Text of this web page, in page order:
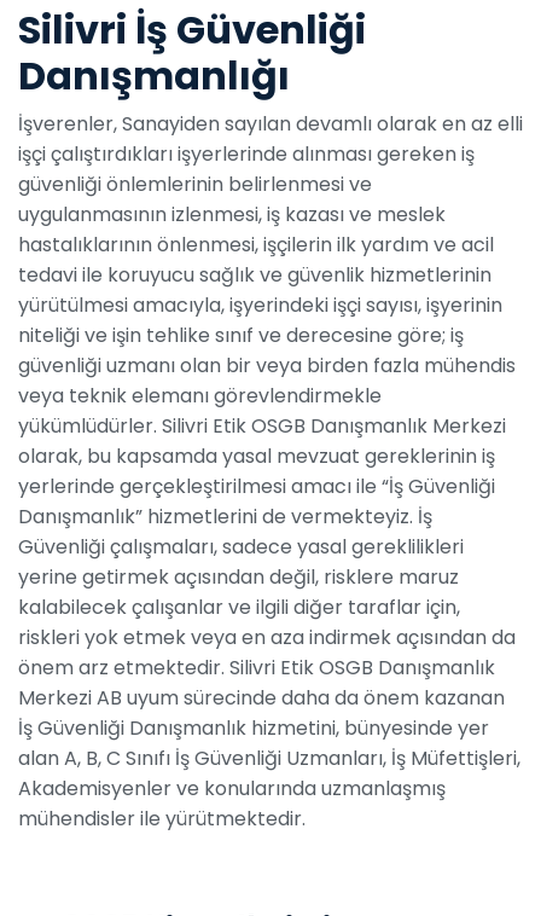
Silivri İş Güvenliği
Danışmanlığı
İşverenler, Sanayiden sayılan devamlı olarak en az elli
işçi çalıştırdıkları işyerlerinde alınması gereken iş
güvenliği önlemlerinin belirlenmesi ve
uygulanmasının izlenmesi, iş kazası ve meslek
hastalıklarının önlenmesi, işçilerin ilk yardım ve acil
tedavi ile koruyucu sağlık ve güvenlik hizmetlerinin
yürütülmesi amacıyla, işyerindeki işçi sayısı, işyerinin
niteliği ve işin tehlike sınıf ve derecesine göre; iş
güvenliği uzmanı olan bir veya birden fazla mühendis
veya teknik elemanı görevlendirmekle
yükümlüdürler. Silivri Etik OSGB Danışmanlık Merkezi
olarak, bu kapsamda yasal mevzuat gereklerinin iş
yerlerinde gerçekleştirilmesi amacı ile “İş Güvenliği
Danışmanlık” hizmetlerini de vermekteyiz. İş
Güvenliği çalışmaları, sadece yasal gereklilikleri
yerine getirmek açısından değil, risklere maruz
kalabilecek çalışanlar ve ilgili diğer taraflar için,
riskleri yok etmek veya en aza indirmek açısından da
önem arz etmektedir. Silivri Etik OSGB Danışmanlık
Merkezi AB uyum sürecinde daha da önem kazanan
İş Güvenliği Danışmanlık hizmetini, bünyesinde yer
alan A, B, C Sınıfı İş Güvenliği Uzmanları, İş Müfettişleri,
Akademisyenler ve konularında uzmanlaşmış
mühendisler ile yürütmektedir.